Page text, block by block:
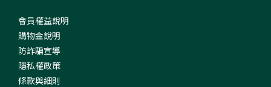
會員權益說明
購物金說明
防詐騙宣導
隱私權政策
條款與細則